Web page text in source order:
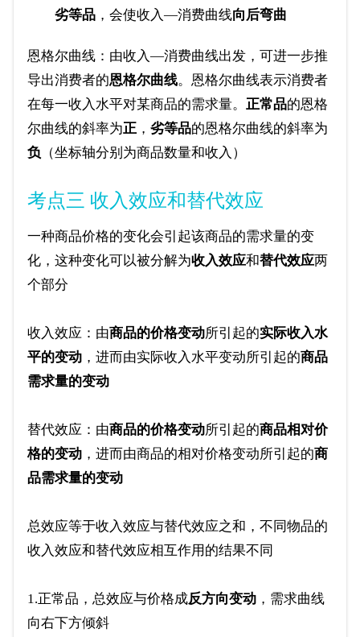
劣等品，会使收入—消费曲线向后弯曲
恩格尔曲线：由收入—消费曲线出发，可进一步推
导出消费者的恩格尔曲线。恩格尔曲线表示消费者
在每一收入水平对某商品的需求量。 正常品的恩格
尔曲线的斜率为正， 劣等品的恩格尔曲线的斜率为
负 （坐标轴分别为商品数量和收入）
考点三 收入效应和替代效应
一种商品价格的变化会引起该商品的需求量的变
化，这种变化可以被分解为收入效应和替代效应两
个部分
收入效应：由商品的价格变动所引起的实际收入水
平的变动，进而由实际收入水平变动所引起的商品
需求量的变动
替代效应：由商品的价格变动所引起的商品相对价
格的变动，进而由商品的相对价格变动所引起的商
品需求量的变动
总效应等于收入效应与替代效应之和，不同物品的
收入效应和替代效应相互作用的结果不同
1.正常品，总效应与价格成反方向变动，需求曲线
向右下方倾斜